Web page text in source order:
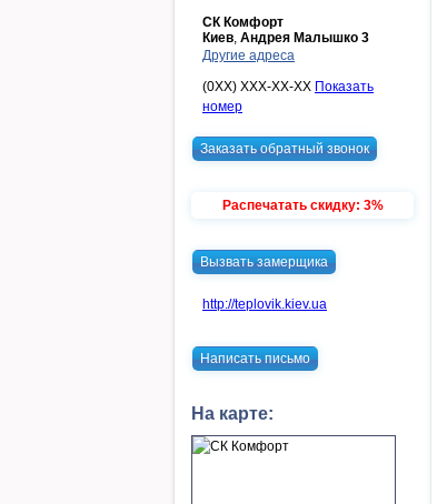
СК Комфорт
Киев, Андрея Малышко 3
Другие адреса
(0XX) XXX-XX-XX Показать
номер
Заказать обратный звонок
Распечатать скидку: 3%
Вызвать замерщика
http://teplovik.kiev.ua
Написать письмо
На карте: